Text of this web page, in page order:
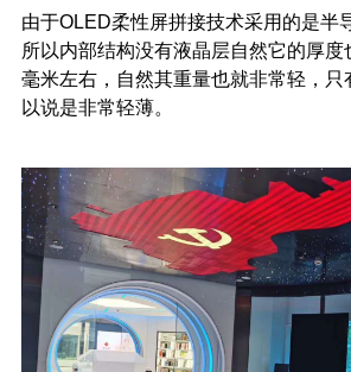
由于OLED柔性屏拼接技术采用的是半
所以内部结构没有液晶层自然它的厚
毫米左右，自然其重量也就非常轻，只
以说是非常轻薄。